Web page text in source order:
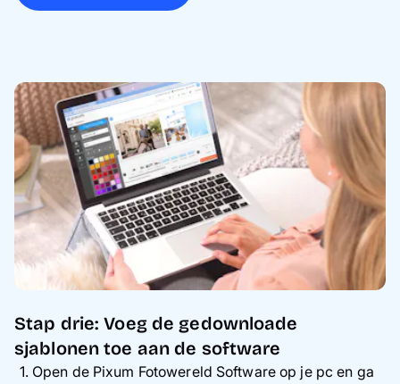
Stap drie: Voeg de gedownloade
sjablonen toe aan de software
Open de Pixum Fotowereld Software op je pc en ga